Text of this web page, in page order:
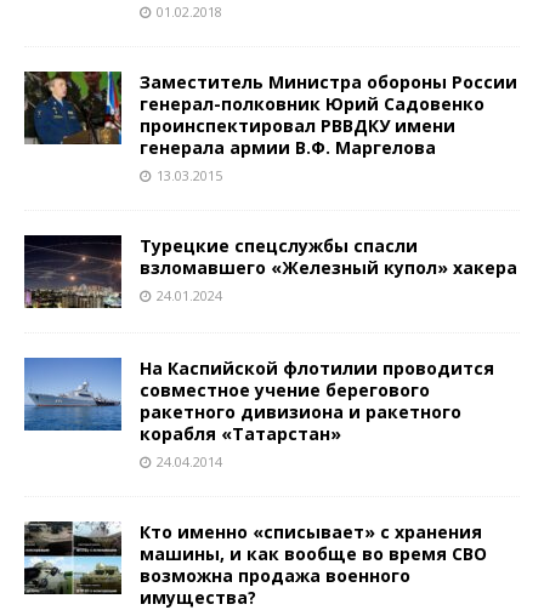
01.02.2018
Заместитель Министра обороны России
генерал-полковник Юрий Садовенко
проинспектировал РВВДКУ имени
генерала армии В.Ф. Маргелова
13.03.2015
Турецкие спецслужбы спасли
взломавшего «Железный купол» хакера
24.01.2024
На Каспийской флотилии проводится
совместное учение берегового
ракетного дивизиона и ракетного
корабля «Татарстан»
24.04.2014
Кто именно «списывает» с хранения
машины, и как вообще во время СВО
возможна продажа военного
имущества?